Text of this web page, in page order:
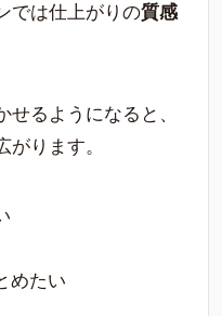
では仕上がりの質感
るようになると、
ります。
めたい